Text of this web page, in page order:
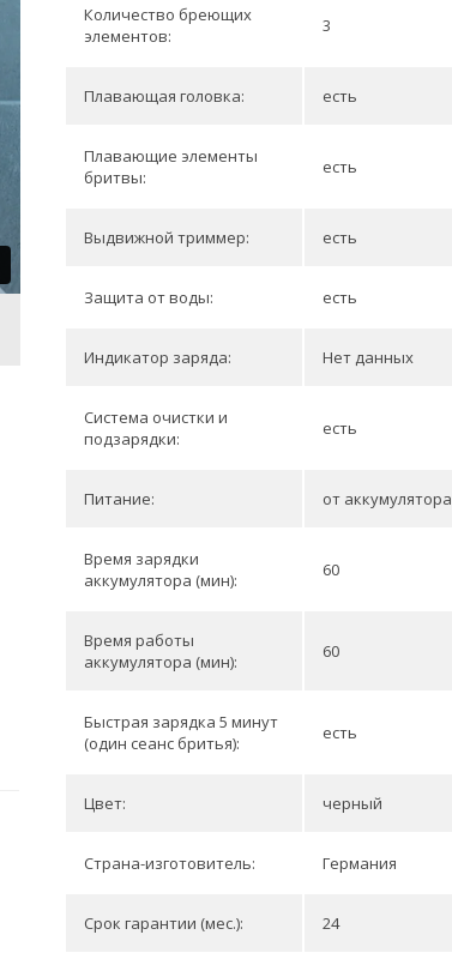
Количество бреющих
элементов:
3
Плавающая головка: есть
Плавающие элементы
бритвы:
есть
Выдвижной триммер: есть
Защита от воды: есть
Индикатор заряда: Нет данных
Система очистки и
подзарядки:
есть
Питание: от аккумулятора
Время зарядки
аккумулятора (мин):
60
Время работы
аккумулятора (мин):
60
Быстрая зарядка 5 минут
(один сеанс бритья):
есть
Цвет: черный
Страна-изготовитель: Германия
Срок гарантии (мес.): 24